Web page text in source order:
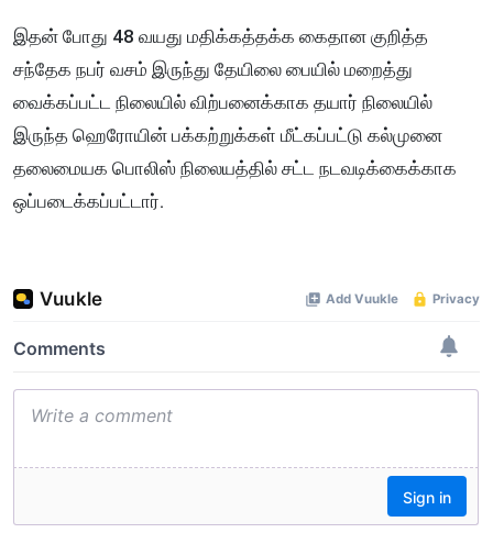
இதன் போது 48 வயது மதிக்கத்தக்க கைதான குறித்த
சந்தேக நபர் வசம் இருந்து தேயிலை பையில் மறைத்து
வைக்கப்பட்ட நிலையில் விற்பனைக்காக தயார் நிலையில்
இருந்த ஹெரோயின் பக்கற்றுக்கள் மீட்கப்பட்டு கல்முனை
தலைமையக பொலிஸ் நிலையத்தில் சட்ட நடவடிக்கைக்காக
ஒப்படைக்கப்பட்டார்.